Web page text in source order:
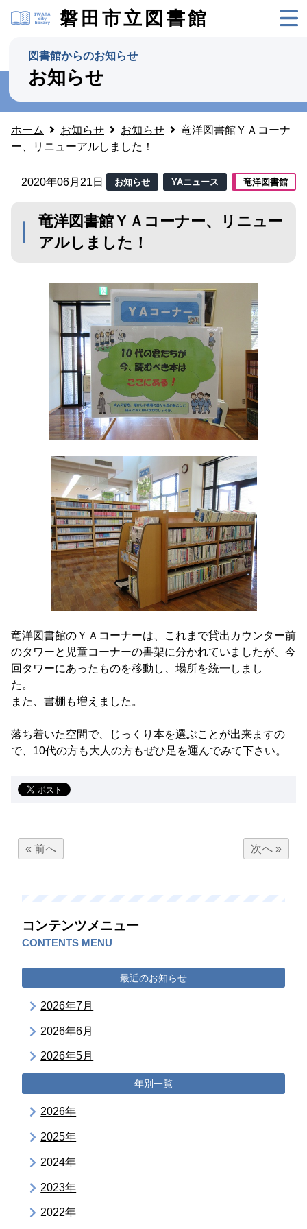
磐田市立図書館
図書館からのお知らせ
お知らせ
ホーム お知らせ お知らせ
竜洋図書館ＹＡコーナ
ー、リニューアルしました！
2020年06月21日 お知らせ YAニュース 竜洋図書館
竜洋図書館ＹＡコーナー、リニュー
アルしました！
竜洋図書館のＹＡコーナーは、これまで貸出カウンター前
のタワーと児童コーナーの書架に分かれていましたが、今
回タワーにあったものを移動し、場所を統一しまし
た
また、書棚も増えました。
落ち着いた空間で、じっくり本を選ぶことが出来ますの
で、10代の方も大人の方もぜひ足を運んでみて下さい。
« 前へ 次へ »
コンテンツメニュー
CONTENTS MENU
最近のお知らせ
2026年7月
2026年6月
2026年5月
年別一覧
2026年
2025年
2024年
2023年
2022年